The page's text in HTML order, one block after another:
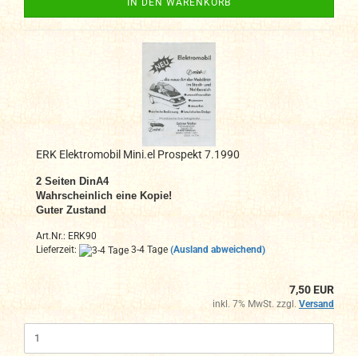
IN DEN WARENKORB
ERK Elektromobil Mini.el Prospekt 7.1990
2 Seiten DinA4
Wahrscheinlich eine Kopie!
Guter Zustand
Art.Nr.: ERK90
Lieferzeit:
3-4 Tage (Ausland abweichend)
7,50 EUR
inkl. 7% MwSt. zzgl. Versand